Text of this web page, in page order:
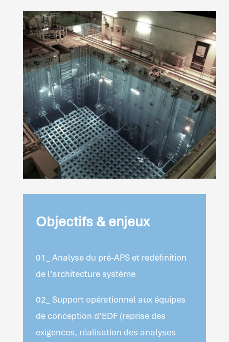
Objectifs & enjeux
01_ Analyse du pré-APS et redéfinition
de l’architecture système
02_ Support opérationnel aux équipes
de conception d’EDF (reprise des
exigences, réalisation des analyses